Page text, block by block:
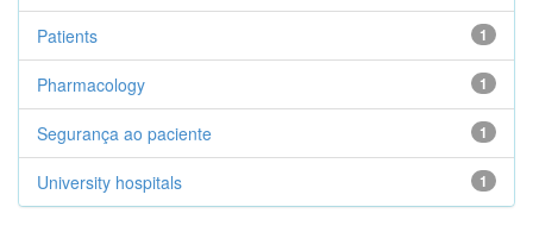
1
Patients
1
Pharmacology
1
Segurança ao paciente
1
University hospitals